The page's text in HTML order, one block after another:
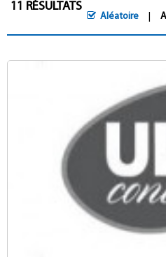
11 RÉSULTATS
Aléatoire